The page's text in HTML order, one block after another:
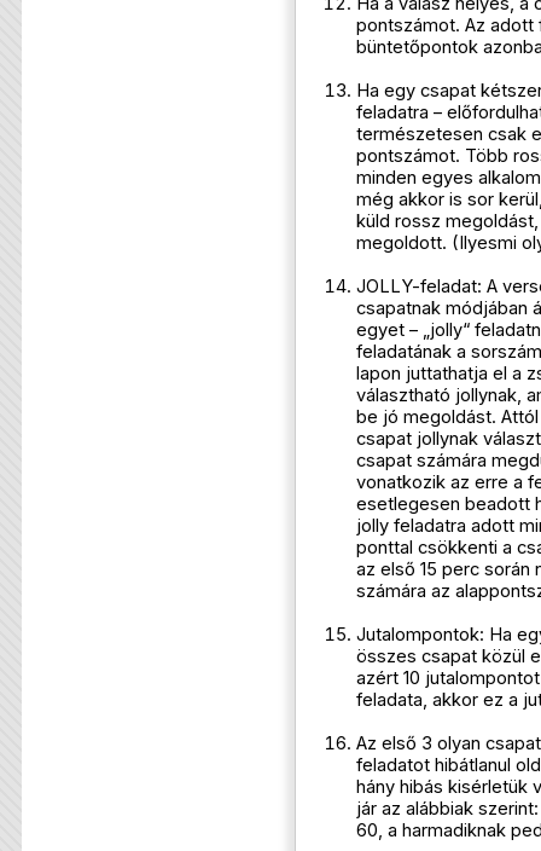
pontszámot. Az
büntetőpontok
Ha egy csapat
feladatra –
természetesen csak
pontszámot. Több
minden egyes
még akkor is sor
küld rossz
megoldott. (Ilyesmi
JOLLY-feladat: A
csapatnak módjában
egyet – „jolly“
feladatának a
lapon juttathatja el a
választható jollynak,
be jó megoldást.
csapat jollynak
csapat számára
vonatkozik az erre a
esetlegesen beadott
jolly feladatra adott
ponttal csökkenti a
az első 15 perc során
számára az
Jutalompontok: Ha
összes csapat közül
azért 10
feladata, akkor ez a
Az első 3 olyan
feladatot hibátlanul
hány hibás kisérletük
jár az alábbiak
60, a harmadiknak